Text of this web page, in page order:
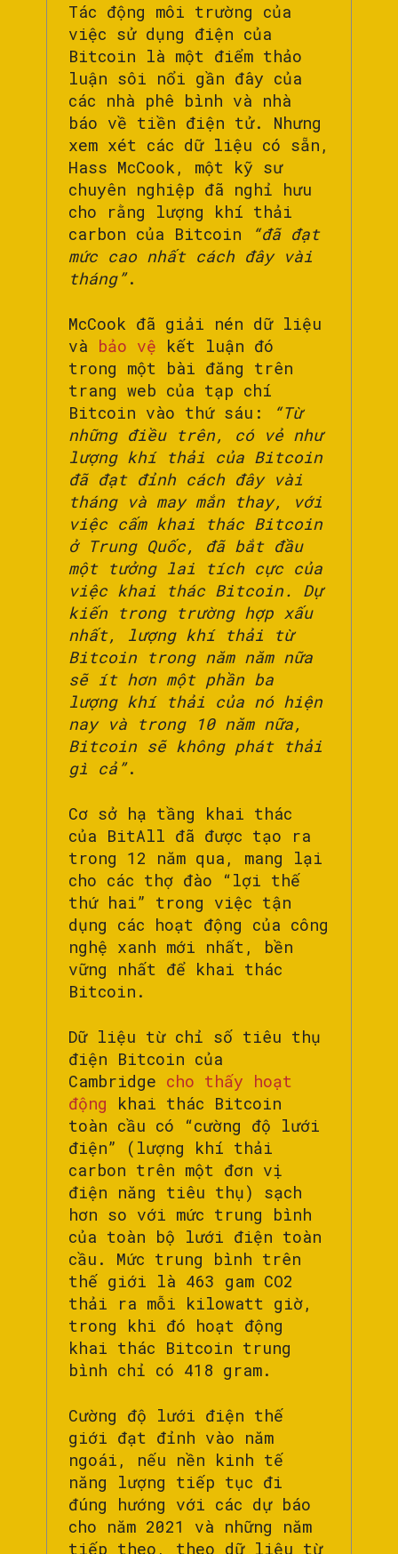
Tác động môi trường của
việc sử dụng điện của
Bitcoin là một điểm thảo
luận sôi nổi gần đây của
các nhà phê bình và nhà
báo về tiền điện tử. Nhưng
xem xét các dữ liệu có sẵn,
Hass McCook, một kỹ sư
chuyên nghiệp đã nghỉ hưu
cho rằng lượng khí thải
carbon của Bitcoin
“đã đạt
mức cao nhất cách đây vài
tháng”.
McCook đã giải nén dữ liệu
và bảo vệ kết luận đó
trong một bài đăng trên
trang web của tạp chí
Bitcoin vào thứ sáu:
“Từ
những điều trên, có vẻ như
lượng khí thải của Bitcoin
đã đạt đỉnh cách đây vài
tháng và may mắn thay, với
việc cấm khai thác Bitcoin
ở Trung Quốc, đã bắt đầu
một tưởng lai tích cực của
việc khai thác Bitcoin. Dự
kiến ​​trong trường hợp xấu
nhất, lượng khí thải từ
Bitcoin trong năm năm nữa
sẽ ít hơn một phần ba
lượng khí thải của nó hiện
nay và trong 10 năm nữa,
Bitcoin sẽ không phát thải
gì cả”.
Cơ sở hạ tầng khai thác
của BitAll đã được tạo ra
trong 12 năm qua, mang lại
cho các thợ đào “lợi thế
thứ hai” trong việc tận
dụng các hoạt động của công
nghệ xanh mới nhất, bền
vững nhất để khai thác
Bitcoin.
Dữ liệu từ chỉ số tiêu thụ
điện Bitcoin của
Cambridge cho thấy hoạt
động khai thác Bitcoin
toàn cầu có “cường độ lưới
điện” (lượng khí thải
carbon trên một đơn vị
điện năng tiêu thụ) sạch
hơn so với mức trung bình
của toàn bộ lưới điện toàn
cầu. Mức trung bình trên
thế giới là 463 gam CO2
thải ra mỗi kilowatt giờ,
trong khi đó hoạt động
khai thác Bitcoin trung
bình chỉ có 418 gram.
Cường độ lưới điện thế
giới đạt đỉnh vào năm
ngoái, nếu nền kinh tế
năng lượng tiếp tục đi
đúng hướng với các dự báo
cho năm 2021 và những năm
tiếp theo, theo dữ liệu từ